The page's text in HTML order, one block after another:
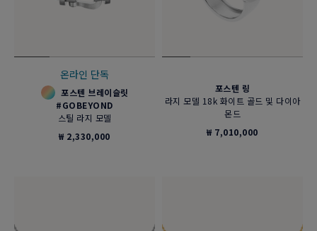
온라인 단독
포스텐 브레이슬릿
#GOBEYOND
스틸 라지 모델
₩ 2,330,000
포스텐 링
라지 모델 18k 화이트 골드 및 다이아
몬드
₩ 7,010,000